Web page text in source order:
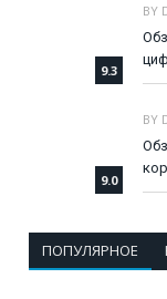
9.3
BY
9.0
BY
ПОПУЛЯРНОЕ